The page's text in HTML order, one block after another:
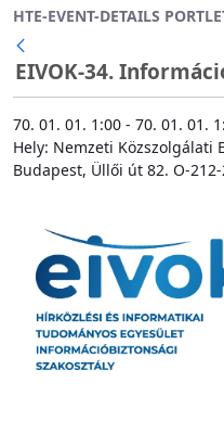
Ugrás a fő tartalomhoz
HTE-EVENT-DETAILS
EIVOK-34.
70. 01. 01. 1:00 - 70. 01. 01.
Hely: Nemzeti Közszolgálati
Budapest, Üllői út 82. O-212-